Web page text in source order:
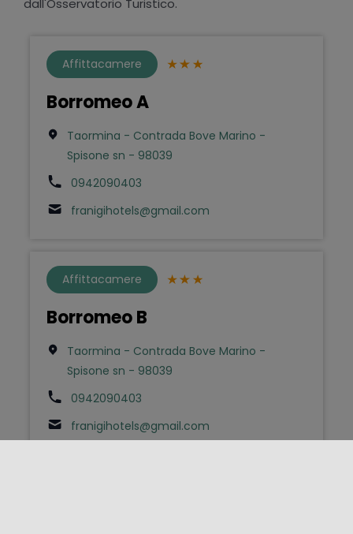
Affittacamere
Borromeo A
Taormina - Contrada Bove Marino -
Spisone sn - 98039
0942090403
franigihotels@gmail.com
Affittacamere
Borromeo B
Taormina - Contrada Bove Marino -
Spisone sn - 98039
0942090403
franigihotels@gmail.com